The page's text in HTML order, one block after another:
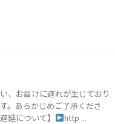
、お届けに遅れが生じており
。あらかじめご了承くださ
延について】
http ...